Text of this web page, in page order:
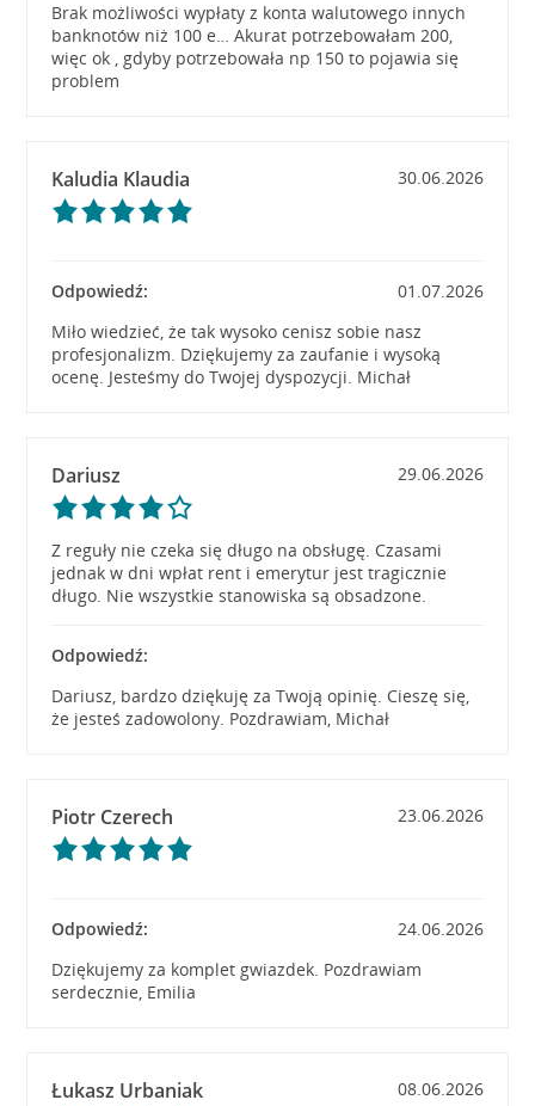
Brak możliwości wypłaty z konta walutowego innych
banknotów niż 100 e… Akurat potrzebowałam 200,
więc ok , gdyby potrzebowała np 150 to pojawia się
problem
Kaludia Klaudia 30.06.2026
Odpowiedź:
01.07.2026
Miło wiedzieć, że tak wysoko cenisz sobie nasz
profesjonalizm. Dziękujemy za zaufanie i wysoką
ocenę. Jesteśmy do Twojej dyspozycji. Michał
Dariusz 29.06.2026
Z reguły nie czeka się długo na obsługę. Czasami
jednak w dni wpłat rent i emerytur jest tragicznie
długo. Nie wszystkie stanowiska są obsadzone.
Odpowiedź:
Dariusz, bardzo dziękuję za Twoją opinię. Cieszę się,
że jesteś zadowolony. Pozdrawiam, Michał
Piotr Czerech 23.06.2026
Odpowiedź:
24.06.2026
Dziękujemy za komplet gwiazdek. Pozdrawiam
serdecznie, Emilia
Łukasz Urbaniak 08.06.2026